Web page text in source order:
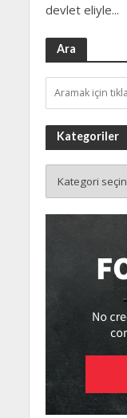
devlet eliyle...
Ara
Kategoriler